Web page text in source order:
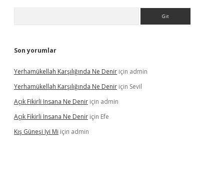
Son yorumlar
Yerhamükellah Karşılığında Ne Denir için admin
Yerhamükellah Karşılığında Ne Denir için Sevil
Açık Fikirli Insana Ne Denir için admin
Açık Fikirli Insana Ne Denir için Efe
Kış Güneşi Iyi Mi için admin